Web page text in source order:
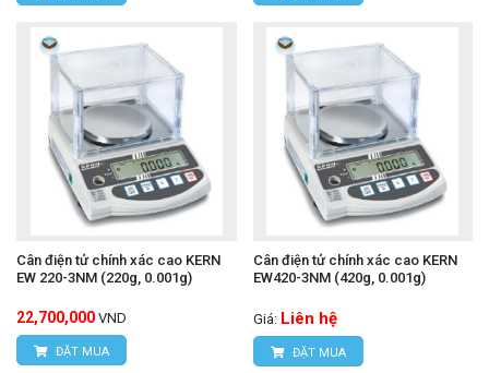
Cân điện tử chính xác cao KERN
EW 220-3NM (220g, 0.001g)
22,700,000 VND
ĐẶT MUA
Cân điện tử chính xác cao KERN
EW420-3NM (420g, 0.001g)
Giá: Liên hệ
ĐẶT MUA